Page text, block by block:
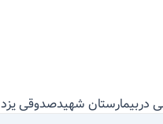
دربیمارستان شهیدصدوقی یزد